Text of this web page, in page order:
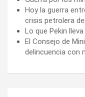
Hoy la guerra
crisis petrolera
Lo que Pekin
El Consejo de
delincuencia con